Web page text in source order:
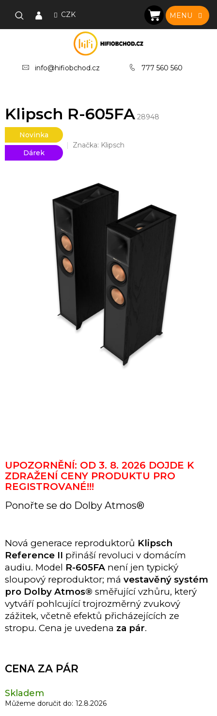
CZK
info@hifiobchod.cz 777 560 560
NÁKUPNÍ
KOŠÍK
Klipsch R-605FA 28948
Novinka
Dárek
Značka: Klipsch
Skladem
Můžeme doručit do: 12.8.2026
UPOZORNĚNÍ: OD 3. 8. 2026 DOJDE K
ZDRAŽENÍ CENY PRODUKTU PRO
REGISTROVANÉ!!!
Ponořte se do Dolby Atmos®
Nová generace reproduktorů Klipsch
Reference II přináší revoluci v domácím
audiu. Model R-605FA není jen typický
sloupový reproduktor; má vestavěný systém
pro Dolby Atmos® směřující vzhůru, který
vytváří pohlcující trojrozměrný zvukový
zážitek, včetně efektů přicházejících ze
stropu. Cena je uvedena za pár.
CENA ZA PÁR